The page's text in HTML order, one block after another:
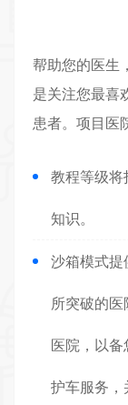
帮助您的医生
是关注您最喜
患者。项目医
教程等级将
知识。
沙箱模式提
所突破的
医院，以
护车服务，